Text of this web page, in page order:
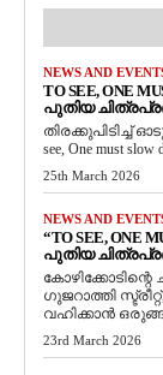
NEWS AND
TO SEE, ONE
പുതിയ
തിരക്കുപിടിച്ച്
see, One must
25th March 2026
NEWS AND
“TO SEE, ONE
പുതിയ
ഗുജറാത്തി
വഹിക്കാൻ
23rd March 2026